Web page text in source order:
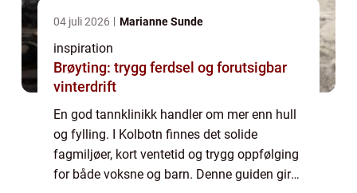
04 juli 2026 Marianne Sunde
inspiration
Brøyting: trygg ferdsel og forutsigbar
vinterdrift
En god tannklinikk handler om mer enn hull
og fylling. I Kolbotn finnes det solide
fagmiljøer, kort ventetid og trygg oppfølging
for både voksne og barn. Denne guiden gir